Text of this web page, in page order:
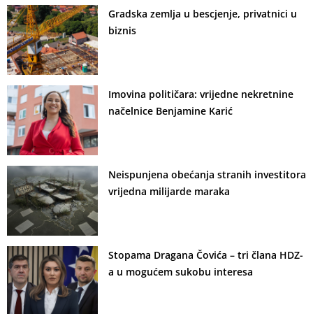
Gradska zemlja u bescjenje, privatnici u
biznis
Imovina političara: vrijedne nekretnine
načelnice Benjamine Karić
Neispunjena obećanja stranih investitora
vrijedna milijarde maraka
Stopama Dragana Čovića – tri člana HDZ-
a u mogućem sukobu interesa